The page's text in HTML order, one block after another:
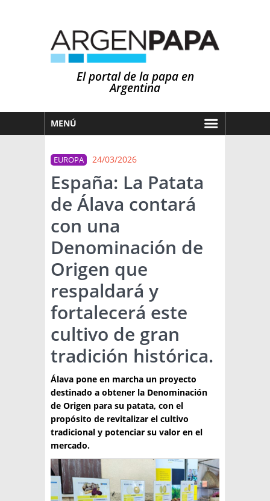
El portal de la papa en
Argentina
MENÚ
MERCADOS
NOTICIAS
EN ESPAÑOL
OTROS IDIOMAS
PRONÓSTICO
LLUVIAS
ARGENTINA
EL MUNDO
TÉCNICA
PRODUCCION
CLASIFICADOS
INTERES GENERAL
LA PAPA
RESOLUCIONES Y NORMATIVAS
ENLACES
ARGENPAPA
PUBLICIDAD
QUIENES SOMOS
CONTACTO
BUSCAR NOTICIAS
BUSCAR
EUROPA 24/03/2026
España: La Patata
de Álava contará
con una
Denominación de
Origen que
respaldará y
fortalecerá este
cultivo de gran
tradición histórica.
Álava pone en marcha un proyecto
destinado a obtener la Denominación
de Origen para su patata, con el
propósito de revitalizar el cultivo
tradicional y potenciar su valor en el
mercado.